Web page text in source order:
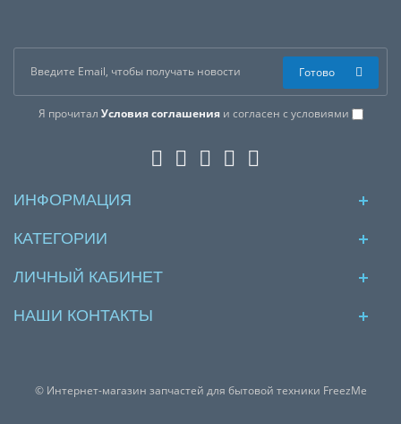
Я прочитал Условия соглашенияи согласен с условиями
Готово
ИНФОРМАЦИЯ
КАТЕГОРИИ
ЛИЧНЫЙ КАБИНЕТ
НАШИ КОНТАКТЫ
© Интернет-магазин запчастей для бытовой техники FreezMe